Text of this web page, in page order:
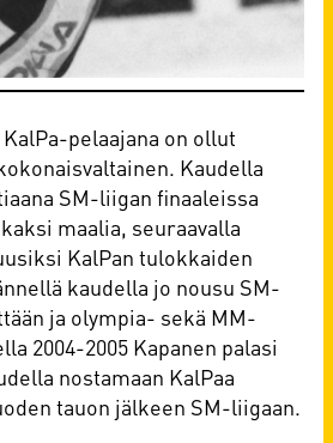
pelaajana on ollut
Kaudella
SM-liigan finaaleissa
maalia, seuraavalla
KalPan tulokkaiden
kaudella jo nousu SM-
ja olympia- sekä MM-
2004-2005 Kapanen palasi
nostamaan KalPaa
tauon jälkeen SM-liigaan.